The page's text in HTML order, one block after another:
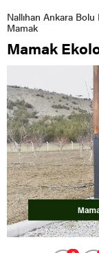
Nallıhan Ankara
Mamak
Mamak